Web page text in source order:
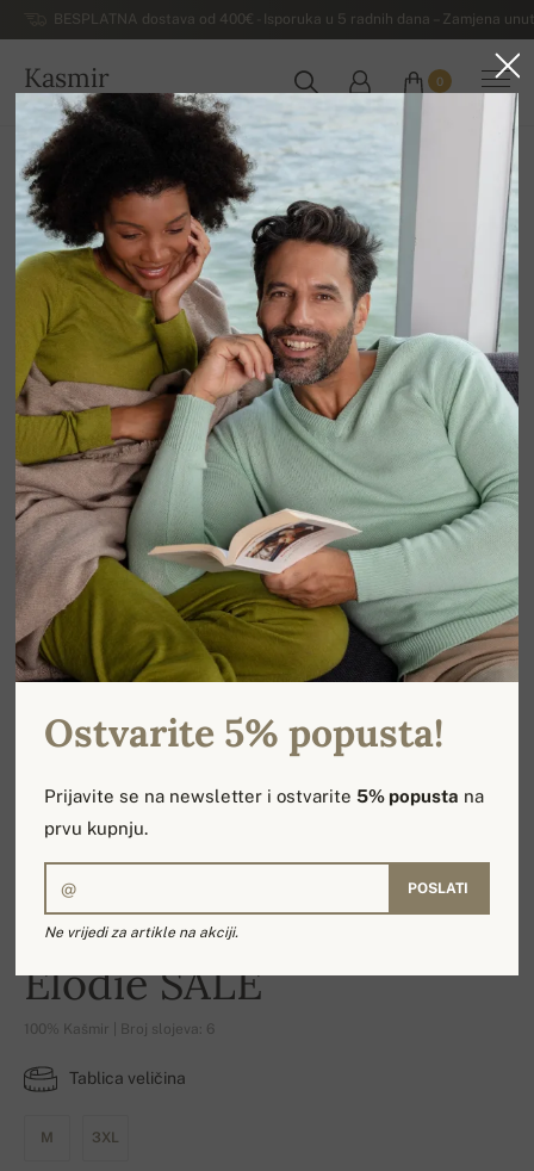
BESPLATNA dostava od 400€ - Isporuka u 5 radnih dana – Zamjena
Kasmir
HRVATSKA
0
Kuća
-16%
Elodie SALE
100% Kašmir | Broj slojeva: 6
Tablica veličina
M 3XL
Ostvarite 5% popusta!
Prijavite se na newsletter i ostvarite5% popusta na
prvu kupnju.
POSLATI
Ne vrijedi za artikle na akciji.